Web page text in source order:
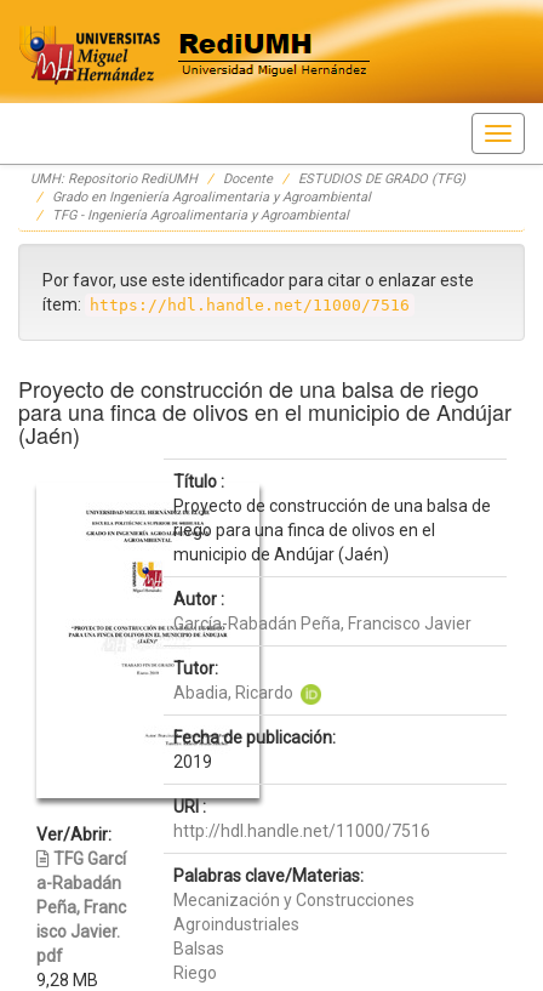
Skip
navigation
UMH: Repositorio RediUMH Docente
ESTUDIOS DE GRADO (TFG)
Grado en Ingeniería Agroalimentaria y Agroambiental
TFG - Ingeniería Agroalimentaria y Agroambiental
Por favor, use este identificador para citar o enlazar este
ítem:
https://hdl.handle.net/11000/7516
Proyecto de construcción de una balsa de riego
para una finca de olivos en el municipio de Andújar
(Jaén)
Ver/Abrir:
TFG Garcí
a-Rabadán
Peña, Franc
isco Javier.
pdf
9,28 MB
Título :
Proyecto de construcción de una balsa de
riego para una finca de olivos en el
municipio de Andújar (Jaén)
Autor :
García-Rabadán Peña, Francisco Javier
Tutor:
Abadia, Ricardo
Fecha de publicación:
2019
URI :
http://hdl.handle.net/11000/7516
Palabras clave/Materias:
Mecanización y Construcciones
Agroindustriales
Balsas
Riego